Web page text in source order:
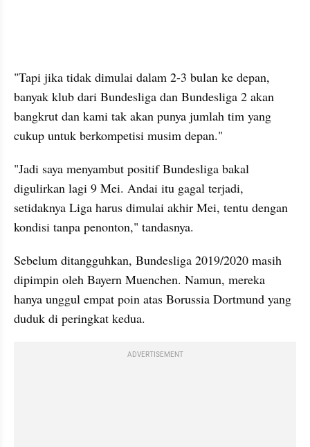
"Tapi jika tidak dimulai dalam 2-3 bulan ke depan,
banyak klub dari Bundesliga dan Bundesliga 2 akan
bangkrut dan kami tak akan punya jumlah tim yang
cukup untuk berkompetisi musim depan."
"Jadi saya menyambut positif Bundesliga bakal
digulirkan lagi 9 Mei. Andai itu gagal terjadi,
setidaknya Liga harus dimulai akhir Mei, tentu dengan
kondisi tanpa penonton," tandasnya.
Sebelum ditangguhkan, Bundesliga 2019/2020 masih
dipimpin oleh Bayern Muenchen. Namun, mereka
hanya unggul empat poin atas Borussia Dortmund yang
duduk di peringkat kedua.
ADVERTISEMENT